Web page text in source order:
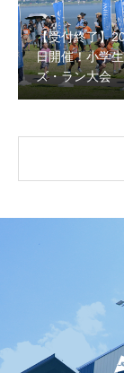
【受付終了】
【会議報告】
【受付終了】
日開催！小学
ズ・ラン大会